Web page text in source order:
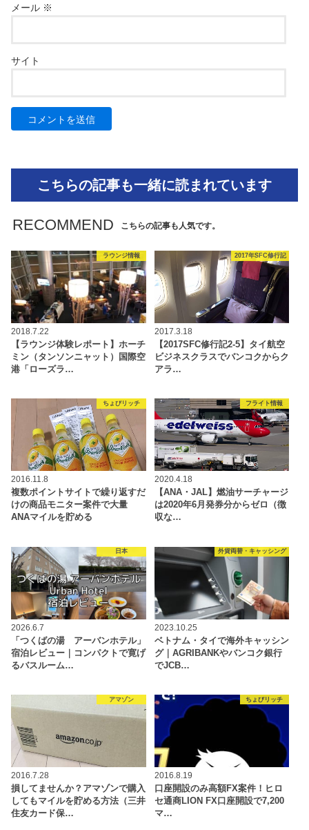
メール ※
サイト
こちらの記事も一緒に読まれています
RECOMMEND こちらの記事も人気です。
ラウンジ情報
2018.7.22
【ラウンジ体験レポート】ホーチ
ミン（タンソンニャット）国際空
港「ローズラ…
2017年SFC修行記
2017.3.18
【2017SFC修行記2-5】タイ航空
ビジネスクラスでバンコクからク
アラ…
ちょびリッチ
2016.11.8
複数ポイントサイトで繰り返すだ
けの商品モニター案件で大量
ANAマイルを貯める
フライト情報
2020.4.18
【ANA・JAL】燃油サーチャージ
は2020年6月発券分からゼロ（徴
収な…
日本
2026.6.7
「つくばの湯 アーバンホテル」
宿泊レビュー｜コンパクトで寛げ
るバスルーム…
外貨両替・キャッシング
2023.10.25
ベトナム・タイで海外キャッシン
グ｜AGRIBANKやバンコク銀行
でJCB…
アマゾン
2016.7.28
損してませんか？アマゾンで購入
してもマイルを貯める方法（三井
住友カード保…
ちょびリッチ
2016.8.19
口座開設のみ高額FX案件！ヒロ
セ通商LION FX口座開設で7,200
マ…